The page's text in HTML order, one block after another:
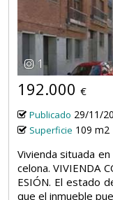
1
192.000 €
Publicado 29/11/
Superficie 109 m2
Vivienda situada en
celona. VIVIENDA
ESIÓN. El estado
que el inmueble